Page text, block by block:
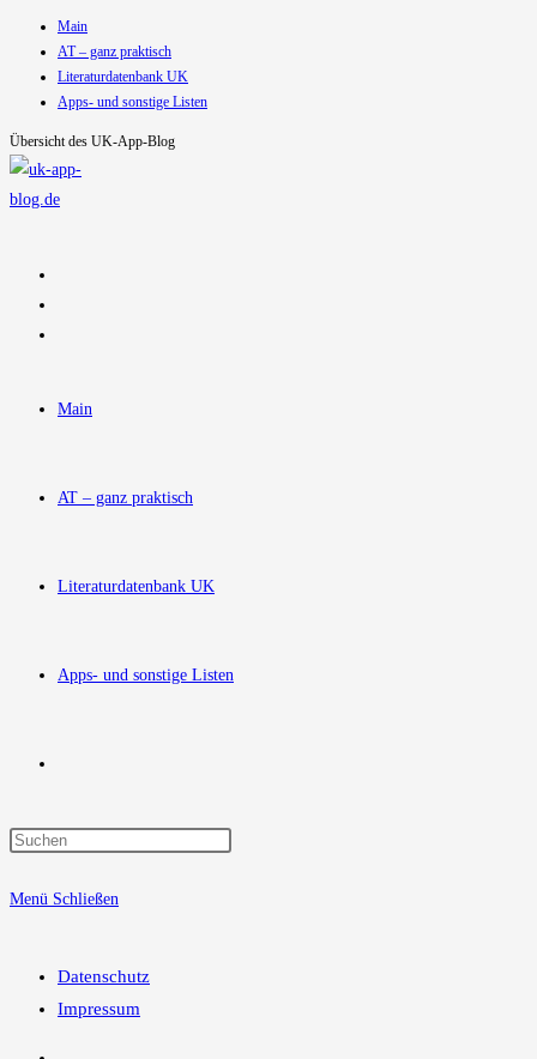
Inhalt
springen
Main
AT – ganz praktisch
Literaturdatenbank UK
Apps- und sonstige Listen
Übersicht des UK-App-Blog
Main
AT – ganz praktisch
Literaturdatenbank UK
Apps- und sonstige Listen
Suche
Menü Schließen
Datenschutz
Impressum